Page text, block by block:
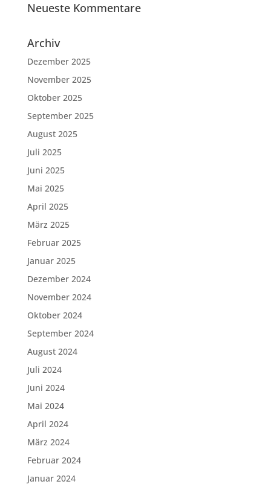
Neueste Kommentare
Archiv
Dezember 2025
November 2025
Oktober 2025
September 2025
August 2025
Juli 2025
Juni 2025
Mai 2025
April 2025
März 2025
Februar 2025
Januar 2025
Dezember 2024
November 2024
Oktober 2024
September 2024
August 2024
Juli 2024
Juni 2024
Mai 2024
April 2024
März 2024
Februar 2024
Januar 2024